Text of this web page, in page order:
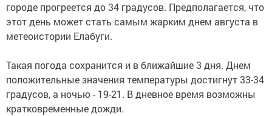
городе прогреется до 34 градусов. Предполагается, что
этот день может стать самым жарким днем августа в
метеоистории Елабуги.
Такая погода сохранится и в ближайшие 3 дня. Днем
положительные значения температуры достигнут 33-34
градусов, а ночью - 19-21. В дневное время возможны
кратковременные дожди.